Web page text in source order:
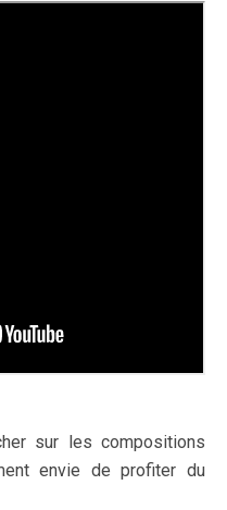
sur les compositions
envie de profiter du